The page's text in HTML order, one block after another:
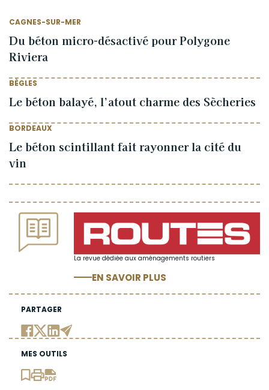
La revue dédiée aux aménagements routiers
EN SAVOIR PLUS
PARTAGER
MES OUTILS
CAGNES-SUR-MER
Du béton micro-désactivé pour Polygone
Riviera
BÈGLES
Le béton balayé, l’atout charme des Sècheries
BORDEAUX
Le béton scintillant fait rayonner la cité du
vin